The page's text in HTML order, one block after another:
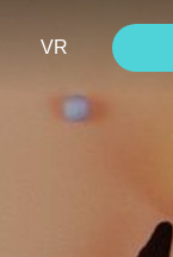
VR